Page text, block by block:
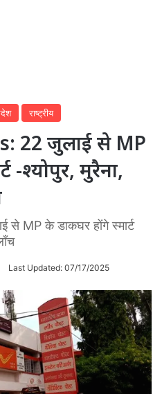
राष्ट्रीय
22 जुलाई से MP
-श्योपुर, मुरैना,
MP के डाकघर होंगे स्मार्ट
Last Updated: 07/17/2025